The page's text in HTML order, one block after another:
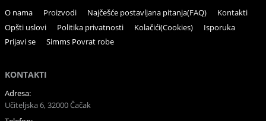
O nama Proizvodi Najčešće postavljana pitanja(FAQ)
Kontakti
Opšti uslovi
Politika privatnosti Kolačići(Cookies)
Isporuka
Prijavi se
Simms Povrat robe
KONTAKTI
Adresa:
Učiteljska 6, 32000 Čačak